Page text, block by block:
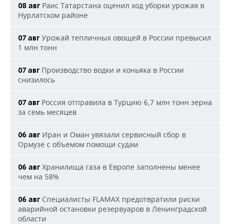
08 авг Раис Татарстана оценил ход уборки урожая в
Нурлатском районе
07 авг Урожай тепличных овощей в России превысил
1 млн тонн
07 авг Производство водки и коньяка в России
снизилось
07 авг Россия отправила в Турцию 6,7 млн тонн зерна
за семь месяцев
06 авг Иран и Оман увязали сервисный сбор в
Ормузе с объемом помощи судам
06 авг Хранилища газа в Европе заполнены менее
чем на 58%
06 авг Специалисты FLAMAX предотвратили риски
аварийной остановки резервуаров в Ленинградской
области